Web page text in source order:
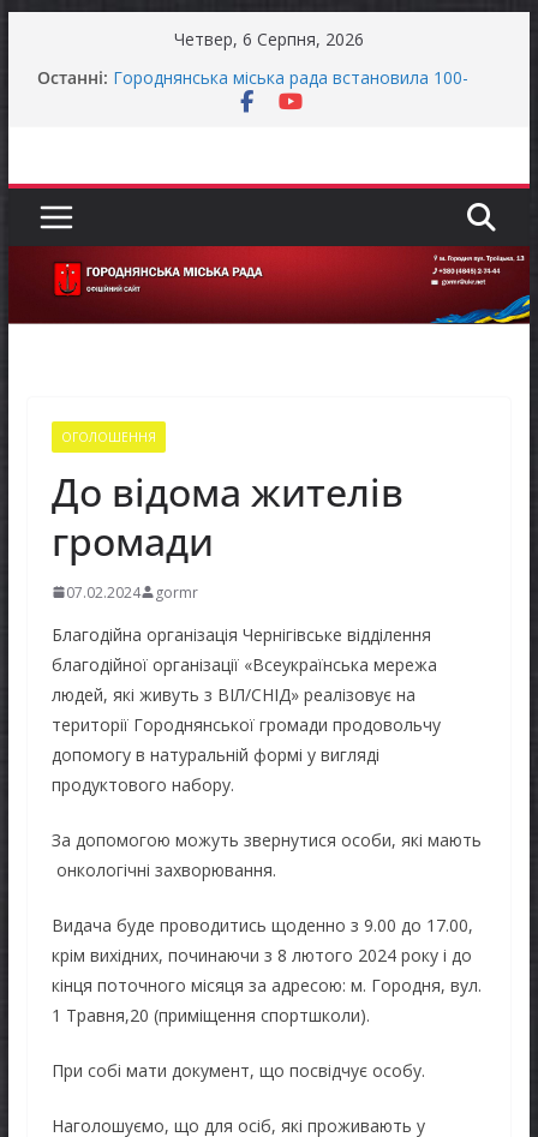
Четвер, 6 Серпня, 2026
Останні: Городнянська міська рада встановила 100-
відсоткові податкові пільги для територій,
демобілізованих осіб в Городнянській громаді
До уваги представників бізнесу!
Продовжується реалізація програми «Діалог
влади та бізнесу»
ОГОЛОШЕННЯ
До відома жителів
громади
07.02.2024 gormr
Благодійна організація Чернігівське відділення
благодійної організації «Всеукраїнська мережа
людей, які живуть з ВІЛ/СНІД» реалізовує на
території Городнянської громади продовольчу
допомогу в натуральній формі у вигляді
продуктового набору.
За допомогою можуть звернутися особи, які мають
онкологічні захворювання.
Видача буде проводитись щоденно з 9.00 до 17.00,
крім вихідних, починаючи з 8 лютого 2024 року і до
кінця поточного місяця за адресою: м. Городня, вул.
1 Травня,20 (приміщення спортшколи).
При собі мати документ, що посвідчує особу.
Наголошуємо, що для осіб, які проживають у